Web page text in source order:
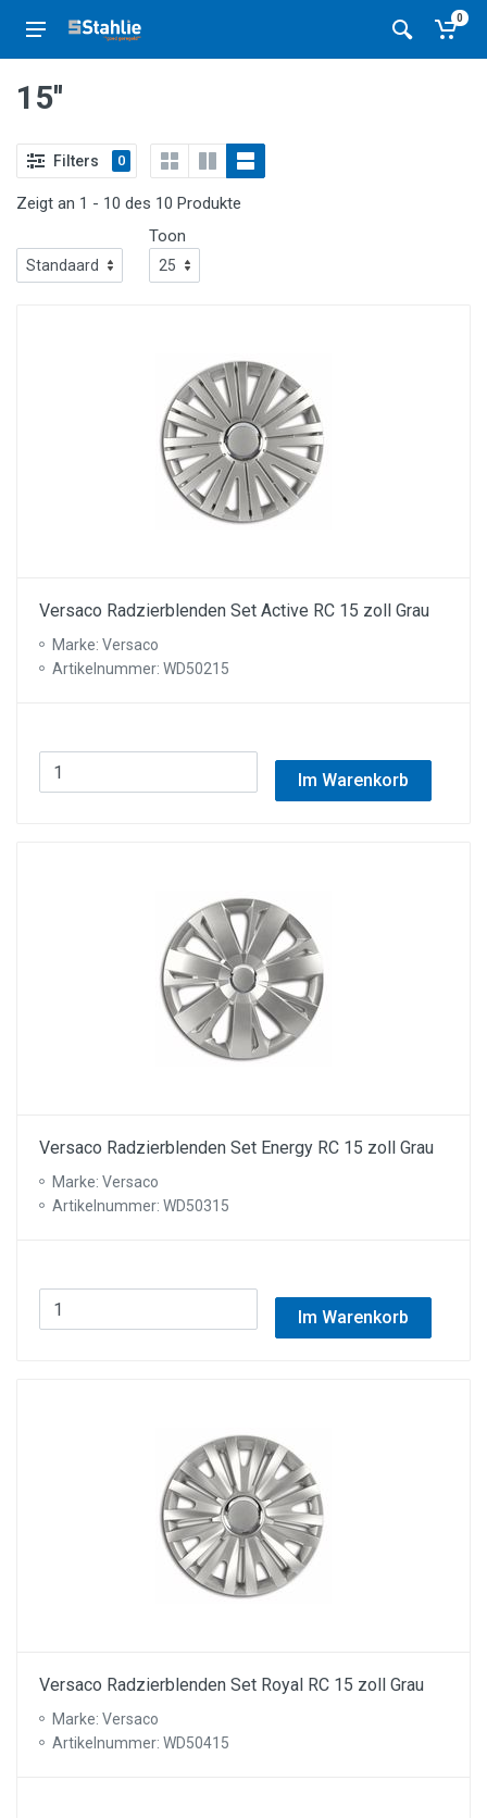
0
15''
Filters 0
Zeigt an 1 - 10 des 10 Produkte
Toon
Versaco Radzierblenden Set Active RC 15 zoll Grau
Marke: Versaco
Artikelnummer: WD50215
Im Warenkorb
Versaco Radzierblenden Set Energy RC 15 zoll Grau
Marke: Versaco
Artikelnummer: WD50315
Im Warenkorb
Versaco Radzierblenden Set Royal RC 15 zoll Grau
Marke: Versaco
Artikelnummer: WD50415